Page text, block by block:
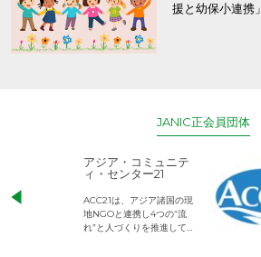
援と幼保小連携」
JANIC正会員団体
アジア・コミュニテ
ィ・センター21
ACC21は、アジア諸国の現
地NGOと連携し4つの“流
れ”と人づくりを推進してい